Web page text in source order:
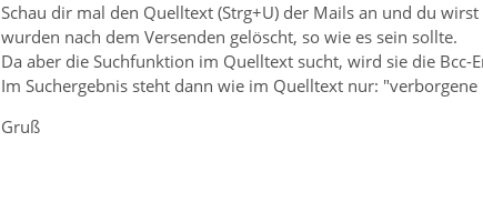
Schau dir mal den Quelltext (Strg+U) der Mails an und du
wurden nach dem Versenden gelöscht, so wie es sein sollte.
Da aber die Suchfunktion im Quelltext sucht, wird sie die Bcc-
Im Suchergebnis steht dann wie im Quelltext nur: "verborgene
Gruß